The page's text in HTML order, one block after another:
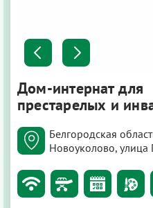
Дом-интернат для
престарелых и
Белгородская
Новоуколово, улица